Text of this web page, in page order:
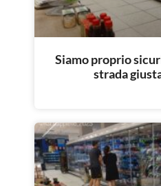
Siamo proprio
strada